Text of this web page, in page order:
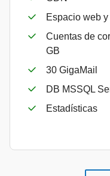
Espacio web
Cuentas de
GB
30 GigaMail
DB MSSQL
Estadísticas